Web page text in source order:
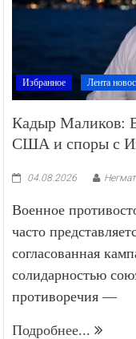
Избранное Лента
Кадыр Маликов:
США и споры с
04.08.2026
Военное
часто
согласованная
солидарностью
противоречия —
Подробнее...